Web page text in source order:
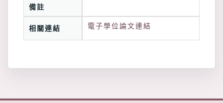
備註
相關連結 電子學位論文連結